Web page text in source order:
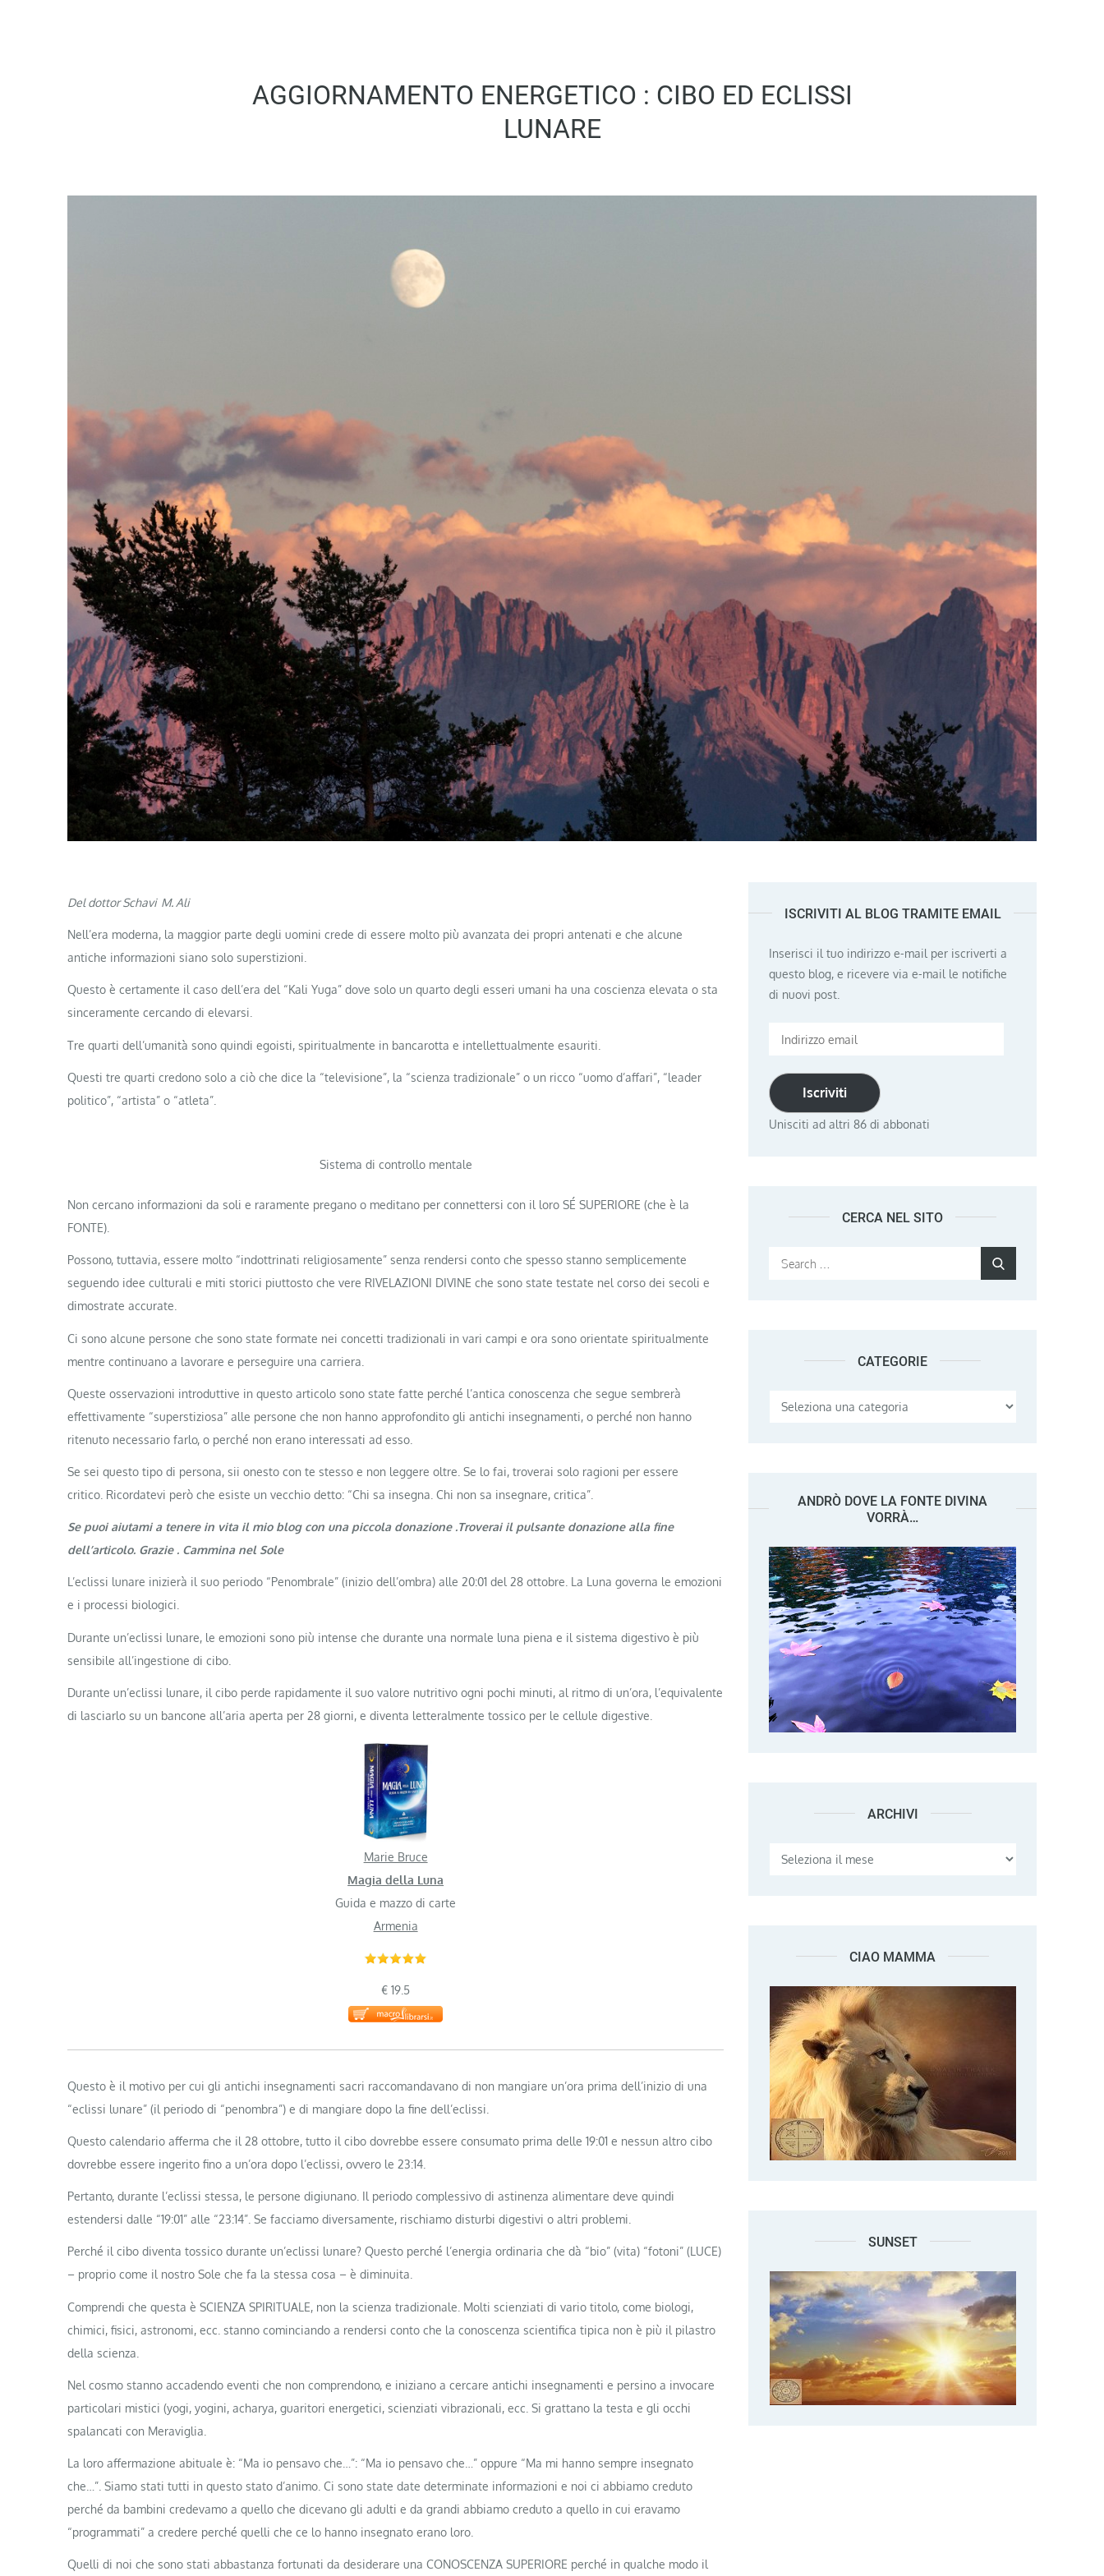
AGGIORNAMENTO ENERGETICO : CIBO ED ECLISSI
LUNARE
Del dottor Schavi M. Ali
Nell’era moderna, la maggior parte degli uomini crede di essere molto più avanzata dei propri antenati e che alcune
antiche informazioni siano solo superstizioni.
Questo è certamente il caso dell’era del “Kali Yuga” dove solo un quarto degli esseri umani ha una coscienza elevata o sta
sinceramente cercando di elevarsi.
Tre quarti dell’umanità sono quindi egoisti, spiritualmente in bancarotta e intellettualmente esauriti.
Questi tre quarti credono solo a ciò che dice la “televisione”, la “scienza tradizionale” o un ricco “uomo d’affari”, “leader
politico”, “artista” o “atleta”.
Sistema di controllo mentale
Non cercano informazioni da soli e raramente pregano o meditano per connettersi con il loro SÉ SUPERIORE (che è la
FONTE).
Possono, tuttavia, essere molto “indottrinati religiosamente” senza rendersi conto che spesso stanno semplicemente
seguendo idee culturali e miti storici piuttosto che vere RIVELAZIONI DIVINE che sono state testate nel corso dei secoli e
dimostrate accurate.
Ci sono alcune persone che sono state formate nei concetti tradizionali in vari campi e ora sono orientate spiritualmente
mentre continuano a lavorare e perseguire una carriera.
Queste osservazioni introduttive in questo articolo sono state fatte perché l’antica conoscenza che segue sembrerà
effettivamente “superstiziosa” alle persone che non hanno approfondito gli antichi insegnamenti, o perché non hanno
ritenuto necessario farlo, o perché non erano interessati ad esso.
Se sei questo tipo di persona, sii onesto con te stesso e non leggere oltre. Se lo fai, troverai solo ragioni per essere
critico. Ricordatevi però che esiste un vecchio detto: “Chi sa insegna. Chi non sa insegnare, critica”.
Se puoi aiutami a tenere in vita il mio blog con una piccola donazione .Troverai il pulsante donazione alla fine
dell’articolo. Grazie . Cammina nel Sole
L’eclissi lunare inizierà il suo periodo “Penombrale” (inizio dell’ombra) alle 20:01 del 28 ottobre. La Luna governa le emozioni
e i processi biologici.
Durante un’eclissi lunare, le emozioni sono più intense che durante una normale luna piena e il sistema digestivo è più
sensibile all’ingestione di cibo.
Durante un’eclissi lunare, il cibo perde rapidamente il suo valore nutritivo ogni pochi minuti, al ritmo di un’ora, l’equivalente
di lasciarlo su un bancone all’aria aperta per 28 giorni, e diventa letteralmente tossico per le cellule digestive.
Marie Bruce
Magia della Luna
Guida e mazzo di carte
Armenia
€ 19.5
Questo è il motivo per cui gli antichi insegnamenti sacri raccomandavano di non mangiare un’ora prima dell’inizio di una
“eclissi lunare” (il periodo di “penombra”) e di mangiare dopo la fine dell’eclissi.
Questo calendario afferma che il 28 ottobre, tutto il cibo dovrebbe essere consumato prima delle 19:01 e nessun altro cibo
dovrebbe essere ingerito fino a un’ora dopo l’eclissi, ovvero le 23:14.
Pertanto, durante l’eclissi stessa, le persone digiunano. Il periodo complessivo di astinenza alimentare deve quindi
estendersi dalle “19:01” alle “23:14”. Se facciamo diversamente, rischiamo disturbi digestivi o altri problemi.
Perché il cibo diventa tossico durante un’eclissi lunare? Questo perché l’energia ordinaria che dà “bio” (vita) “fotoni” (LUCE)
– proprio come il nostro Sole che fa la stessa cosa – è diminuita.
Comprendi che questa è SCIENZA SPIRITUALE, non la scienza tradizionale. Molti scienziati di vario titolo, come biologi,
chimici, fisici, astronomi, ecc. stanno cominciando a rendersi conto che la conoscenza scientifica tipica non è più il pilastro
della scienza.
Nel cosmo stanno accadendo eventi che non comprendono, e iniziano a cercare antichi insegnamenti e persino a invocare
particolari mistici (yogi, yogini, acharya, guaritori energetici, scienziati vibrazionali, ecc. Si grattano la testa e gli occhi
spalancati con Meraviglia.
La loro affermazione abituale è: “Ma io pensavo che…”: “Ma io pensavo che…” oppure “Ma mi hanno sempre insegnato
che…”. Siamo stati tutti in questo stato d’animo. Ci sono state date determinate informazioni e noi ci abbiamo creduto
perché da bambini credevamo a quello che dicevano gli adulti e da grandi abbiamo creduto a quello in cui eravamo
“programmati” a credere perché quelli che ce lo hanno insegnato erano loro.
Quelli di noi che sono stati abbastanza fortunati da desiderare una CONOSCENZA SUPERIORE perché in qualche modo il
ISCRIVITI AL BLOG TRAMITE EMAIL
Inserisci il tuo indirizzo e-mail per iscriverti a
questo blog, e ricevere via e-mail le notifiche
di nuovi post.
Indirizzo
Iscriviti
Unisciti ad altri 86 di abbonati
CERCA NEL SITO
Search
CATEGORIE
Categorie
ANDRÒ DOVE LA FONTE DIVINA
VORRÀ…
ARCHIVI Archivi
CIAO MAMMA
SUNSET